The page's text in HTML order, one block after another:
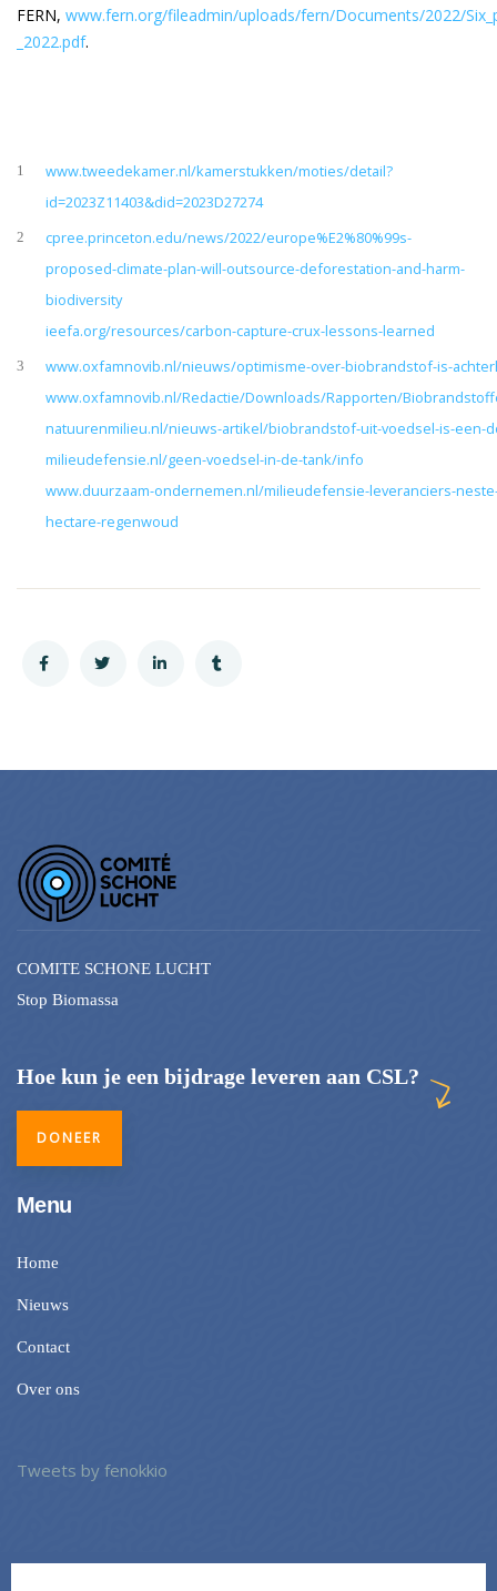
FERN, www.fern.org/fileadmin/uploads/fern/Documents/2022/
_2022.pdf.
1
www.tweedekamer.nl/kamerstukken/moties/detail?
id=2023Z11403&did=2023D27274
2
cpree.princeton.edu/news/2022/europe%E2%80%99s-
proposed-climate-plan-will-outsource-deforestation-and-harm-
biodiversity
ieefa.org/resources/carbon-capture-crux-lessons-learned
3
www.oxfamnovib.nl/nieuws/optimisme-over-biobrandstof-is-
www.oxfamnovib.nl/Redactie/Downloads/Rapporten/
natuurenmilieu.nl/nieuws-artikel/biobrandstof-uit-voedsel-is-een-
milieudefensie.nl/geen-voedsel-in-de-tank/info
www.duurzaam-ondernemen.nl/milieudefensie-leveranciers-
hectare-regenwoud
COMITE SCHONE LUCHT
Stop Biomassa
Hoe kun je een bijdrage leveren aan CSL?
DONEER
Menu
Home
Nieuws
Contact
Over ons
Tweets by fenokkio